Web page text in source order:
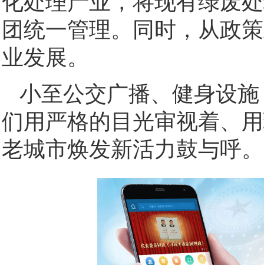
团统一管理。同时，从政
业发展。
小至公交广播、健身设
们用严格的目光审视着、
老城市焕发新活力鼓与呼。